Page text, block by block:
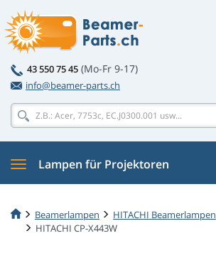
43 550 75 45 (Mo-Fr 9-17)
info@beamer-parts.ch
Lampen für Projektoren
Beamerlampen
HITACHI Beamerlampen
HITACHI CP-X443W